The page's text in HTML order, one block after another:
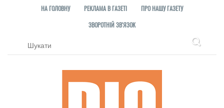
НА ГОЛОВНУ РЕКЛАМА В ГАЗЕТІ
ПРО НАШУ ГАЗЕТУ
ЗВОРОТНІЙ ЗВ'ЯЗОК